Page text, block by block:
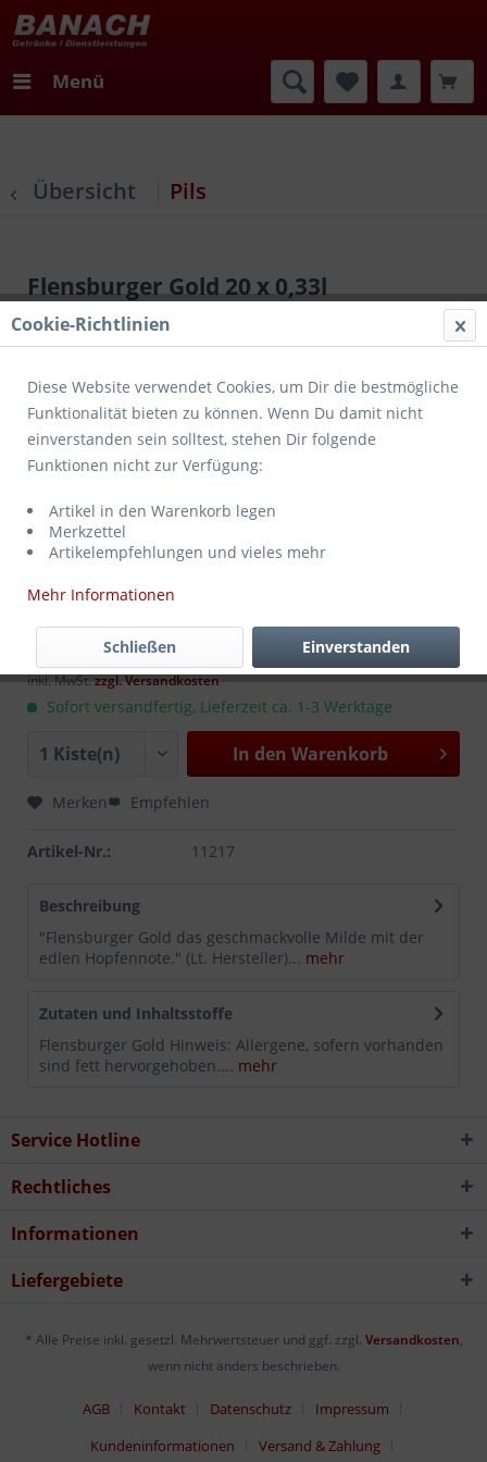
Menü
Übersicht Pils
Flensburger Gold 20 x 0,33l
17,99 € *MEHRWEG
6.6 Liter (2,73 € * / 1 Liter)
inkl. MwSt.zzgl. Versandkosten
Sofort versandfertig, Lieferzeit ca. 1-3 Werktage
In den Warenkorb
Merken Empfehlen
Artikel-Nr.: 11217
Beschreibung
"Flensburger Gold das geschmackvolle Milde mit der
edlen Hopfennote." (Lt. Hersteller)... mehr
Zutaten und Inhaltsstoffe
Flensburger Gold Hinweis: Allergene, sofern vorhanden
sind fett hervorgehoben.... mehr
Service Hotline
Rechtliches
Informationen
Liefergebiete
* Alle Preise inkl. gesetzl. Mehrwertsteuer und ggf. zzgl. Versandkosten,
wenn nicht anders beschrieben.
AGB Kontakt Datenschutz
Impressum
Kundeninformationen
Versand & Zahlung
Cookie-Richtlinien
Diese Website verwendet Cookies, um Dir die bestmögliche
Funktionalität bieten zu können. Wenn Du damit nicht
einverstanden sein solltest, stehen Dir folgende
Funktionen nicht zur Verfügung:
Artikel in den Warenkorb legen
Merkzettel
Artikelempfehlungen und vieles mehr
Mehr Informationen
Einverstanden
Schließen